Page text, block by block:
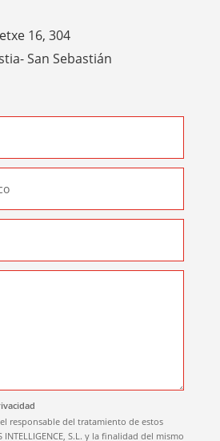
16, 304
San Sebastián
responsable del tratamiento de estos
INTELLIGENCE, S.L. y la finalidad del mismo